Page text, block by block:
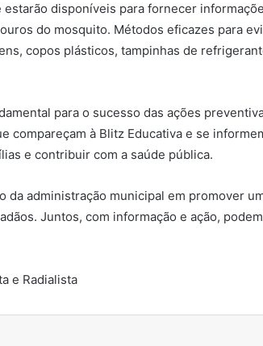
disponíveis para fornecer
do mosquito. Métodos eficazes para
copos plásticos, tampinhas de
para o sucesso das ações
compareçam à Blitz Educativa e se
e contribuir com a saúde pública.
da administração municipal em promover
Juntos, com informação e ação,
e Radialista